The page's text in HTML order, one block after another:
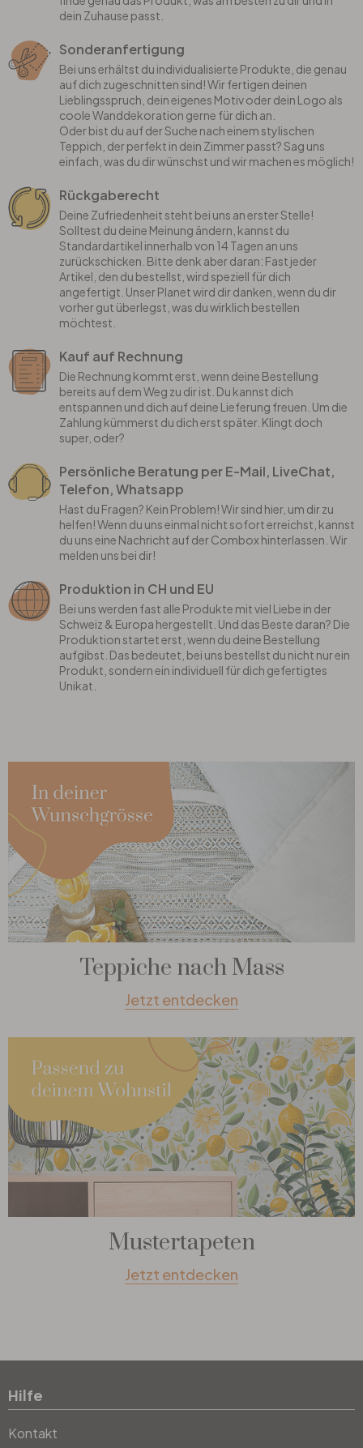
dein Zuhause passt.
Sonderanfertigung
Bei uns erhältst du individualisierte Produkte, die genau
auf dich zugeschnitten sind! Wir fertigen deinen
Lieblingsspruch, dein eigenes Motiv oder dein Logo als
coole Wanddekoration gerne für dich an.
Oder bist du auf der Suche nach einem stylischen
Teppich, der perfekt in dein Zimmer passt? Sag uns
einfach, was du dir wünschst und wir machen es möglich!
Rückgaberecht
Deine Zufriedenheit steht bei uns an erster Stelle!
Solltest du deine Meinung ändern, kannst du
Standardartikel innerhalb von 14 Tagen an uns
zurückschicken. Bitte denk aber daran: Fast jeder
Artikel, den du bestellst, wird speziell für dich
angefertigt. Unser Planet wird dir danken, wenn du dir
vorher gut überlegst, was du wirklich bestellen
möchtest.
Kauf auf Rechnung
Die Rechnung kommt erst, wenn deine Bestellung
bereits auf dem Weg zu dir ist. Du kannst dich
entspannen und dich auf deine Lieferung freuen. Um die
Zahlung kümmerst du dich erst später. Klingt doch
super, oder?
Persönliche Beratung per E-Mail, LiveChat,
Telefon, Whatsapp
Hast du Fragen? Kein Problem! Wir sind hier, um dir zu
helfen! Wenn du uns einmal nicht sofort erreichst, kannst
du uns eine Nachricht auf der Combox hinterlassen. Wir
melden uns bei dir!
Produktion in CH und EU
Bei uns werden fast alle Produkte mit viel Liebe in der
Schweiz & Europa hergestellt. Und das Beste daran? Die
Produktion startet erst, wenn du deine Bestellung
aufgibst. Das bedeutet, bei uns bestellst du nicht nur ein
Produkt, sondern ein individuell für dich gefertigtes
Unikat.
Teppiche nach Mass
Jetzt entdecken
Mustertapeten
Jetzt entdecken
Hilfe
Kontakt